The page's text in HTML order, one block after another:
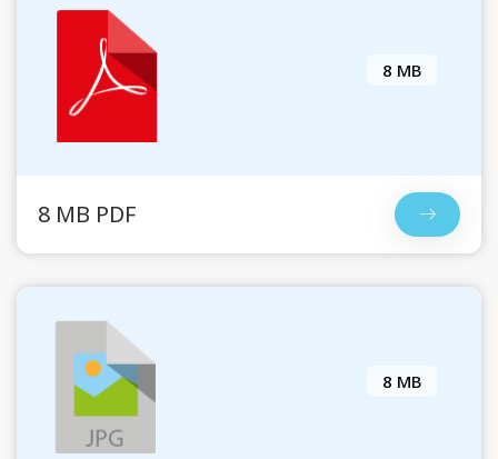
8 MB
8 MB PDF
8 MB